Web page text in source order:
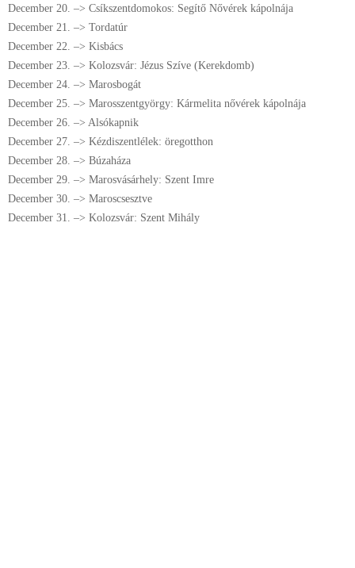
December 20. –> Csíkszentdomokos: Segítő Nővérek kápolnája
December 21. –> Tordatúr
December 22. –> Kisbács
December 23. –> Kolozsvár: Jézus Szíve (Kerekdomb)
December 24. –> Marosbogát
December 25. –> Marosszentgyörgy: Kármelita nővérek kápolnája
December 26. –> Alsókapnik
December 27. –> Kézdiszentlélek: öregotthon
December 28. –> Búzaháza
December 29. –> Marosvásárhely: Szent Imre
December 30. –> Maroscsesztve
December 31. –> Kolozsvár: Szent Mihály